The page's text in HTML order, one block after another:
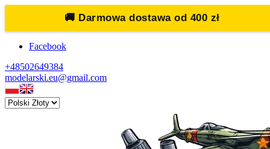
🚚 Darmowa dostawa od 400 zł
Facebook
+48502649384
modelarski.eu@gmail.com